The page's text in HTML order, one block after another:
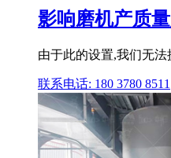
影响磨机产质
由于此的设置,我们无法
联系电话: 180 3780 8511